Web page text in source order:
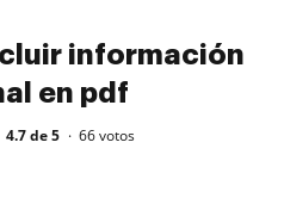
información
en pdf
4.7 de 5 66votos